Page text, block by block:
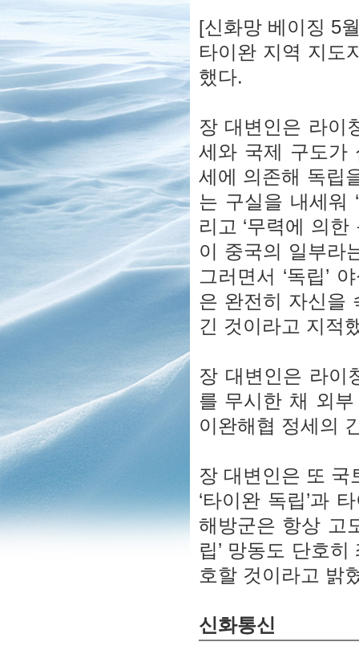
[신화망 베이징 5
타이완 지역 지도
했다.
장 대변인은 라이
세와 국제 구도가
세에 의존해 독립
는 구실을 내세워
리고 ‘무력에 의
이 중국의 일부라
그러면서 ‘독립’
은 완전히 자신을
긴 것이라고 지적
장 대변인은 라이
를 무시한 채 외부
이완해협 정세의
장 대변인은 또
‘타이완 독립’과
해방군은 항상 고
립’ 망동도 단호
호할 것이라고 밝
신화통신